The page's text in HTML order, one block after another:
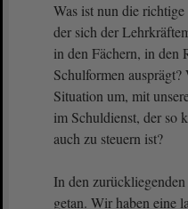
Was ist nun die
der sich der
in den Fächern, in den
Schulformen
Situation um, mit
im Schuldienst, der so
auch zu steuern ist?
In den
getan. Wir haben eine